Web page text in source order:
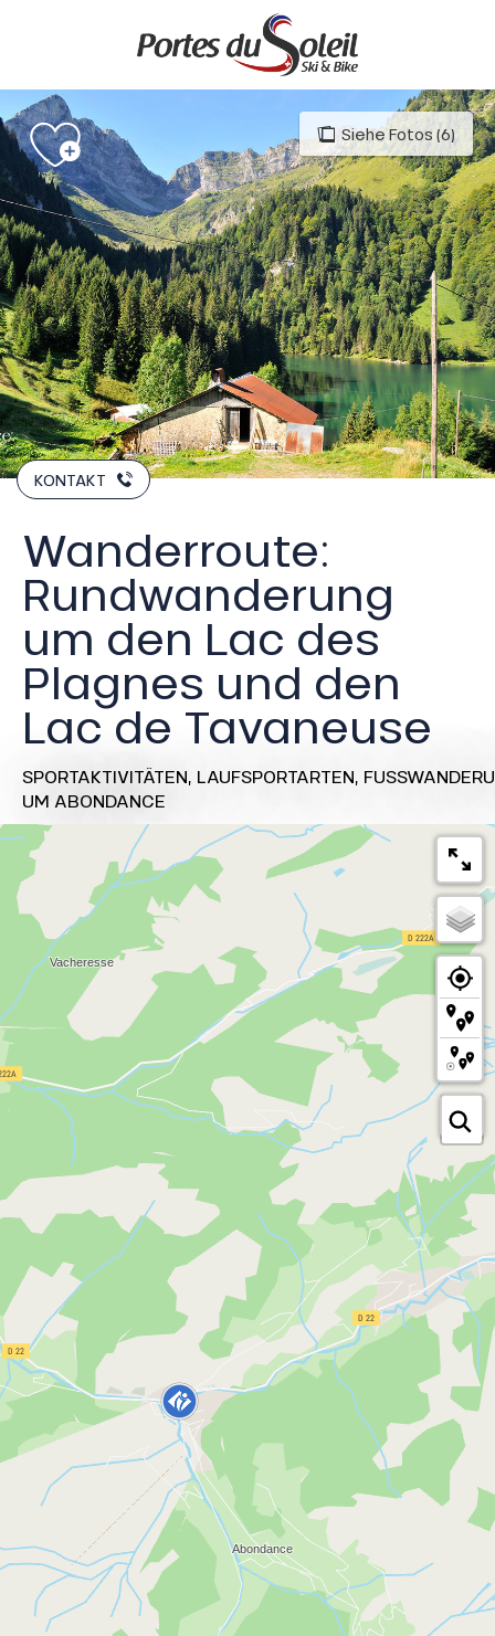
principal
Siehe Fotos (6)
KONTAKT
Wanderroute:
Rundwanderung
um den Lac des
Plagnes und den
Lac de Tavaneuse
SPORTAKTIVITÄTEN, LAUFSPORTARTEN,
UM ABONDANCE